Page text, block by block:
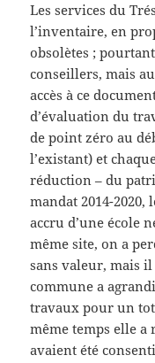
Les services du
l’inventaire, en
obsolètes ;
conseillers, mais
accès à ce
d’évaluation du
de point zéro au
l’existant) et
réduction – du
mandat 2014-
accru d’une école
même site, on a
sans valeur, mais
commune a
travaux pour un
même temps elle a
avaient été